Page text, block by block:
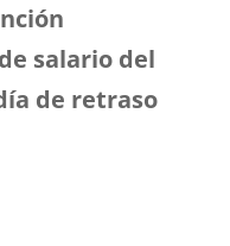
salario del
de retraso